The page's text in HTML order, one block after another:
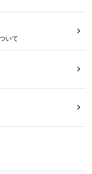
いて